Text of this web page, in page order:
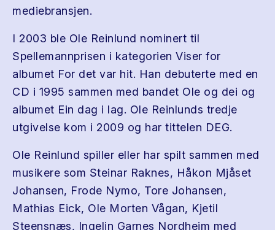
mediebransjen.
I 2003 ble Ole Reinlund nominert til
Spellemannprisen i kategorien Viser for
albumet For det var hit. Han debuterte med en
CD i 1995 sammen med bandet Ole og dei og
albumet Ein dag i lag. Ole Reinlunds tredje
utgivelse kom i 2009 og har tittelen DEG.
Ole Reinlund spiller eller har spilt sammen med
musikere som Steinar Raknes, Håkon Mjåset
Johansen, Frode Nymo, Tore Johansen,
Mathias Eick, Ole Morten Vågan, Kjetil
Steensnæs, Ingelin Garnes Nordheim med